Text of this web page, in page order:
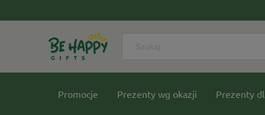
Promocje Prezenty wg okazji Prezenty